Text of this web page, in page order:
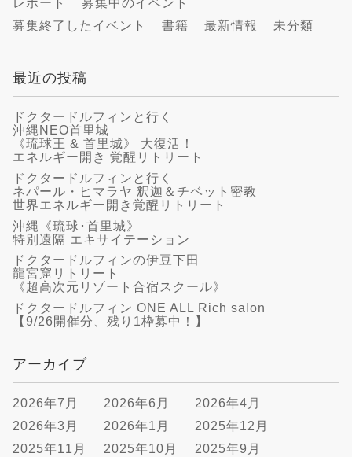
レポート
募集中のイベント
募集終了したイベント
書籍 最新情報 未分類
最近の投稿
ドクタードルフィンと行く
沖縄NEO首里城
《琉球王 & 首里城》 大復活！
エネルギー開き 覚醒リトリート
ドクタードルフィンと行く
ネパール・ヒマラヤ 釈迦＆チベット密教
世界エネルギー開き覚醒リトリート
沖縄《琉球･首里城》
特別遠隔 エキサイテーション
ドクタードルフィンの伊豆下田
龍宮窟リトリート
《超高次元リゾート合宿スクール》
ドクタードルフィン ONE ALL Rich salon
【9/26開催分、残り1枠募中！】
アーカイブ
2026年7月 2026年6月
2026年4月
2026年3月
2026年1月
2025年12月
2025年11月
2025年10月
2025年9月